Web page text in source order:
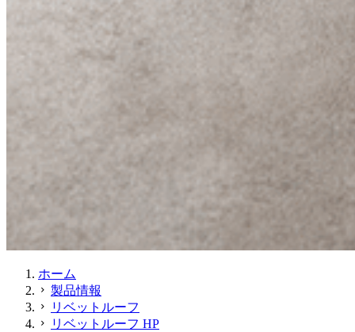
ホーム
chevron_right 製品情報
chevron_right リベットルーフ
chevron_right リベットルーフ HP